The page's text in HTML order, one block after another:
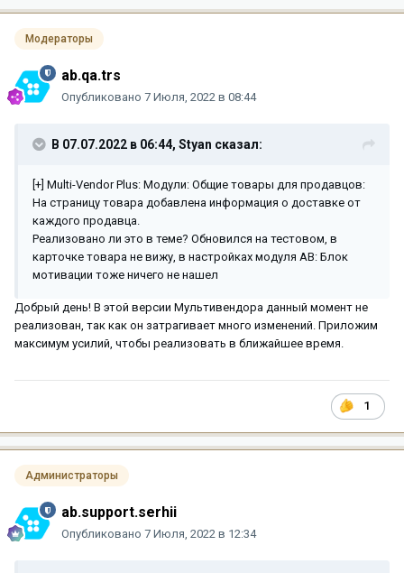
Модераторы
ab.qa.trs
Опубликовано 7 Июля, 2022 в 08:44
В 07.07.2022 в 06:44, Styan сказал:
[+] Multi-Vendor Plus: Модули: Общие товары для продавцов:
На страницу товара добавлена информация о доставке от
каждого продавца.
Реализовано ли это в теме? Обновился на тестовом, в
карточке товара не вижу, в настройках модуля AB: Блок
мотивации тоже ничего не нашел
Добрый день! В этой версии Мультивендора данный момент не
реализован, так как он затрагивает много изменений. Приложим
максимум усилий, чтобы реализовать в ближайшее время.
1
Администраторы
ab.support.serhii
Опубликовано 7 Июля, 2022 в 12:34